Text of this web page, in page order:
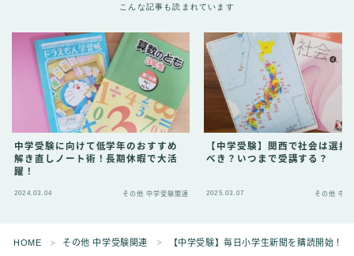
こんな記事も読まれています
中学受験に向けて低学年のおすすめ
解き直しノート術！長期休暇で大活
躍！
2024.03.04 その他 中学受験関連
【中学受験】関西で社会は選択
べき？いつまで受講する？
2025.03.07 その他 中学
HOME ＞ その他 中学受験関連 ＞ 【中学受験】毎日小学生新聞を購読開始！